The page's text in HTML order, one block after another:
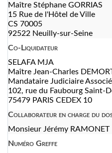
Maître Stéphane GORRIAS
15 Rue de l'Hôtel de Ville
CS 70005
92522 Neuilly-sur-Seine
Co-Liquidateur
SELAFA MJA
Maître Jean-Charles
Mandataire Judiciaire Associé
102, rue du Faubourg Saint-
75479 PARIS CEDEX 10
Collaborateur en charge du
Monsieur Jérémy RAMONET
Numéro Greffe